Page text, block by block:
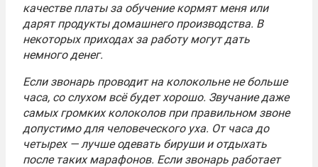
качестве платы за обучение кормят меня или
дарят продукты домашнего производства. В
некоторых приходах за работу могут дать
немного денег.
Если звонарь проводит на колокольне не больше
часа, со слухом всё будет хорошо. Звучание даже
самых громких колоколов при правильном звоне
допустимо для человеческого уха. От часа до
четырех — лучше одевать бируши и отдыхать
после таких марафонов. Если звонарь работает